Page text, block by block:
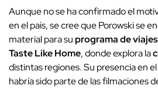
Aunque no se ha confirmado el
en el país, se cree que Porowski se
material para suprograma de viajes
Taste Like Home, donde explora la
distintas regiones. Su presencia en
habría sido parte de las filmaciones